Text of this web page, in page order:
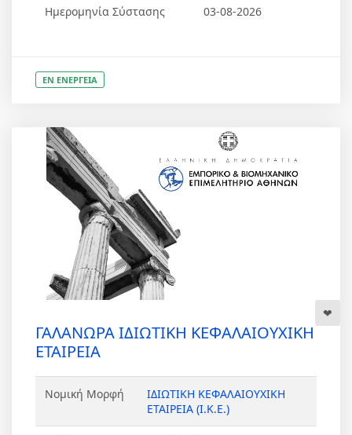
Ημερομηνία Σύστασης 03-08-2026
ΕΝ ΕΝΕΡΓΕΙΑ
ΓΑΛΑΝΩΡΑ ΙΔΙΩΤΙΚΗ ΚΕΦΑΛΑΙΟΥΧΙΚΗ
ΕΤΑΙΡΕΙΑ
Νομική Μορφή
ΙΔΙΩΤΙΚΗ ΚΕΦΑΛΑΙΟΥΧΙΚΗ
ΕΤΑΙΡΕΙΑ (Ι.Κ.Ε.)